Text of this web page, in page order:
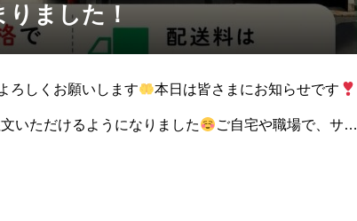
ました！
ろしくお願いします 本日は皆さまにお知らせです
いただけるようになりました ご自宅や職場で、サク